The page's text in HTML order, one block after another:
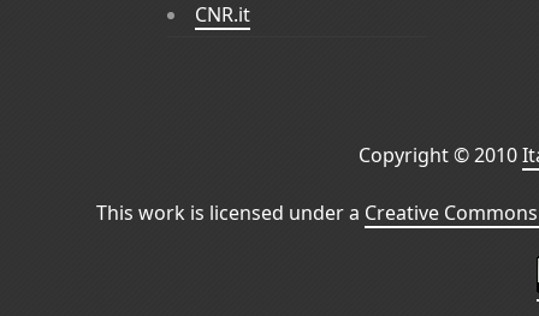
CNR.it
Copyright © 2010
This work is licensed under a Creative